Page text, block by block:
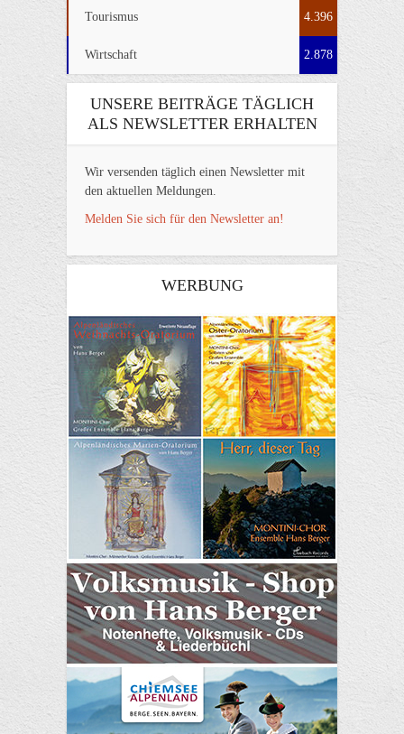
Tourismus 4.396
Wirtschaft 2.878
UNSERE BEITRÄGE TÄGLICH
ALS NEWSLETTER ERHALTEN
Wir versenden täglich einen Newsletter mit
den aktuellen Meldungen.
Melden Sie sich für den Newsletter an!
WERBUNG